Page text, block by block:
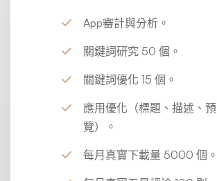
App審計與分析。
關鍵詞研究 50 個。
關鍵詞優化 15 個。
應用優化（標題、描述、預
覽）。
每月真實下載量 5000 個。